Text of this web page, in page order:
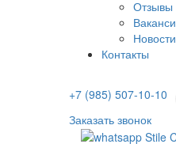
Отзывы
Новости
Контакты
+7 (985) 507-10-10
Заказать звонок